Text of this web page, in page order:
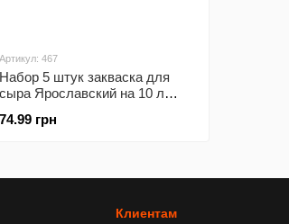
Артикул: 467
Набор 5 штук закваска для
сыра Ярославский на 10 л
74.99 грн
Клиентам